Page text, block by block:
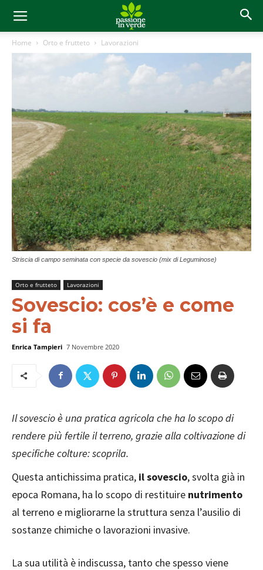
Home Orto e frutteto Lavorazioni
Striscia di campo seminata con specie da sovescio (mix di Leguminose)
Orto e frutteto Lavorazioni
Sovescio: cos’è e come
si fa
Enrica Tampieri 7 Novembre 2020
Il sovescio è una pratica agricola che ha lo scopo di
rendere più fertile il terreno, grazie alla coltivazione di
specifiche colture: scoprila.
Questa antichissima pratica, il sovescio, svolta già in
epoca Romana, ha lo scopo di restituire nutrimento
al terreno e migliorarne la struttura senza l’ausilio di
sostanze chimiche o lavorazioni invasive.
La sua utilità è indiscussa, tanto che spesso viene